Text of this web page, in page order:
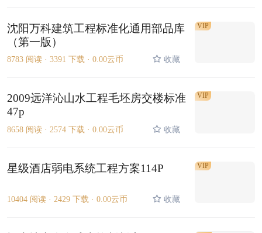
沈阳万科建筑工程标准化通用部品库
（第一版）
8783 阅读 · 3391 下载 · 0.00云币 收藏
VIP
2009远洋沁山水工程毛坯房交楼标准
47p
8658 阅读 · 2574 下载 · 0.00云币 收藏
VIP
星级酒店弱电系统工程方案114P
10404 阅读 · 2429 下载 · 0.00云币 收藏
VIP